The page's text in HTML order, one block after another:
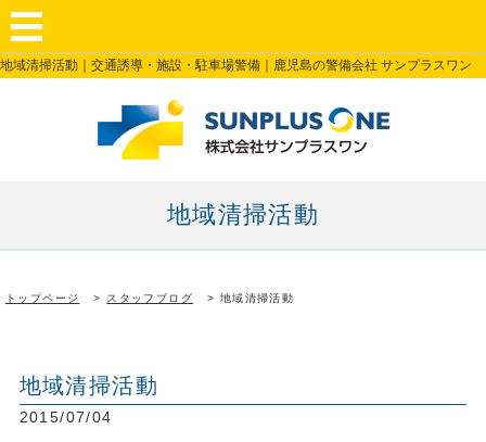
地域清掃活動｜交通誘導・施設・駐車場警備｜鹿児島の警備会社 サンプラスワン
地域清掃活動
トップページ スタッフブログ 地域清掃活動
地域清掃活動
2015/07/04